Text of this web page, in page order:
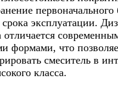
первоначального
эксплуатации.
формами, что
смеситель в
класса.